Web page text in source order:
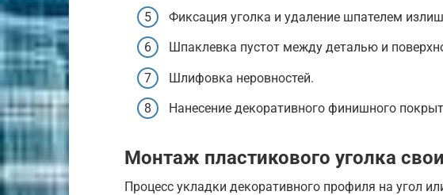
Фиксация уголка и удаление шпателем
Шпаклевка пустот между деталью и
Шлифовка неровностей.
Нанесение декоративного финишного
Монтаж пластикового уголка
Процесс укладки декоративного профиля на угол